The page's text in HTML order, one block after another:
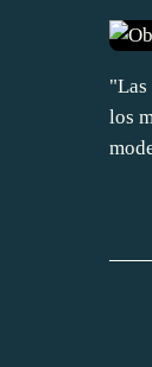
"Las
los